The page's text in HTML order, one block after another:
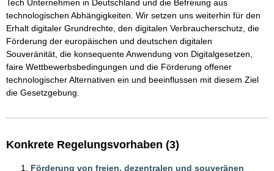
Tech Unternehmen in Deutschland und die Befreiung aus
technologischen Abhängigkeiten. Wir setzen uns weiterhin für den
Erhalt digitaler Grundrechte, den digitalen Verbraucherschutz, die
Förderung der europäischen und deutschen digitalen
Souveränität, die konsequente Anwendung von Digitalgesetzen,
faire Wettbewerbsbedingungen und die Förderung offener
technologischer Alternativen ein und beeinflussen mit diesem Ziel
die Gesetzgebung.
Konkrete Regelungsvorhaben (3)
Förderung von freien, dezentralen und souveränen